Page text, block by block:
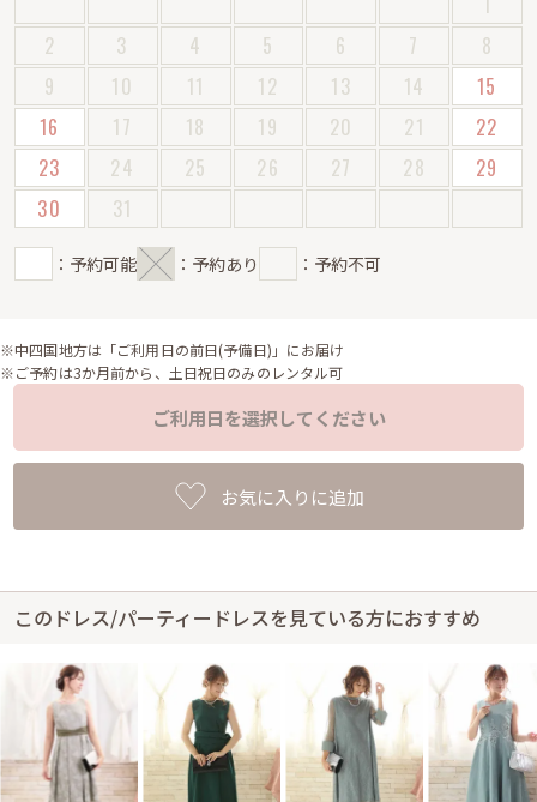
2
3 4 5 6 7
8
9
10 11 12 13 14
15
16
17 18 19 20 21
22
23
24 25 26 27 28
29
30
31
：予約可能 ：予約あり ：予約不可
※中四国地方は「ご利用日の前日(予備日)」にお届け
※ご予約は3か月前から、土日祝日のみのレンタル可
ご利用日を選択してください
お気に入りに追加
このドレス/パーティードレスを見ている方におすすめ